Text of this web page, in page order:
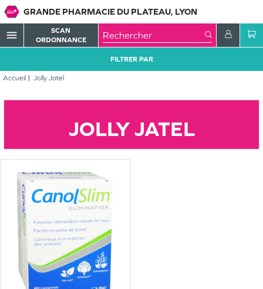
GRANDE PHARMACIE DU PLATEAU, LYON
menu
SCAN
ORDONNANCE
Accueil Jolly Jatel
FILTRER PAR
JOLLY JATEL